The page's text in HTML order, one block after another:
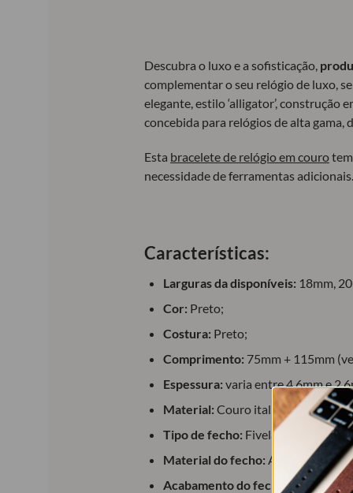
Descubra o luxo e a sofisticação,
complementar o seu relógio de luxo,
elegante, estilo ‘alligator’,
concebida para relógios de alta gama,
Esta bracelete de relógio em couro
necessidade de ferramentas adicionais.
Características:
Larguras da disponíveis: 18mm,
Cor: Preto;
Costura: Preto;
Comprimento: 75mm + 115mm
Espessura: varia entre 4,6mm e
Material: Couro italiano da mais
Tipo de fecho: Fivela;
Material do fecho: Aço inoxidável;
Acabamento do fecho:Polido